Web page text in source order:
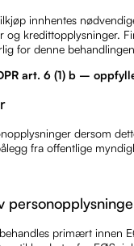
innhentes
og kredittopplysninger.
for denne
art. 6 (1) b –
dersom
fra offentlige
primært innen